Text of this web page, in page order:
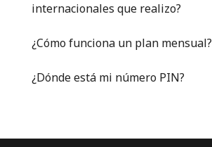
internacionales que realizo?
¿Cómo funciona un plan mensual?
¿Dónde está mi número PIN?